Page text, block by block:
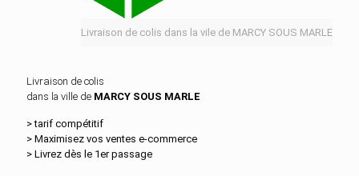
Livraison de colis dans la vile de MARCY SOUS MARLE
Livraison de colis
dans la ville de MARCY SOUS MARLE
> tarif compétitif
> Maximisez vos ventes e‑commerce
> Livrez dès le 1er passage